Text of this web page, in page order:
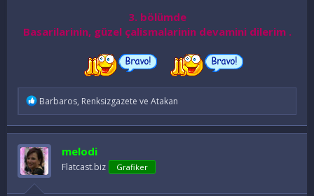
3. bölümde
Basarilarinin, güzel çalismalarinin devamini dilerim .
İ
d
e
e
r
:
Barbaros, Renksizgazete ve Atakan
melodi
Flatcast.biz Grafiker